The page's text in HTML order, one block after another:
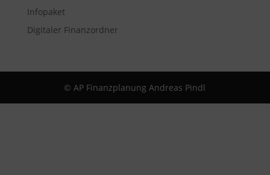
Infopaket
Digitaler Finanzordner
© AP Finanzplanung Andreas Pindl